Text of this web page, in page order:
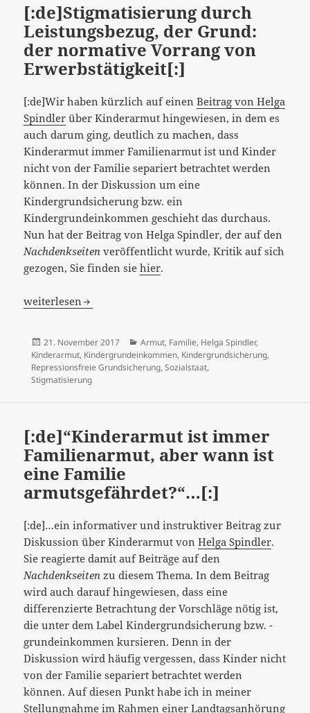
[:de]Stigmatisierung durch
Leistungsbezug, der Grund:
der normative Vorrang von
Erwerbstätigkeit[:]
[:de]Wir haben kürzlich auf einenBeitrag von Helga
Spindler über Kinderarmut hingewiesen, in dem es
auch darum ging, deutlich zu machen, dass
Kinderarmut immer Familienarmut ist und Kinder
nicht von der Familie separiert betrachtet werden
können. In der Diskussion um eine
Kindergrundsicherung bzw. ein
Kindergrundeinkommen geschieht das durchaus.
Nun hat der Beitrag von Helga Spindler, der auf den
Nachdenkseiten veröffentlicht wurde, Kritik auf sich
gezogen, Sie finden siehier.
[:de]Stigmatisierung durch Leistungsbezug, der Grund:
weiterlesen
Veröffentlicht
am
21. November 2017 Kategorien
Armut, Familie, Helga Spindler,
Kinderarmut, Kindergrundeinkommen, Kindergrundsicherung,
Repressionsfreie Grundsicherung, Sozialstaat,
Stigmatisierung
[:de]“Kinderarmut ist immer
Familienarmut, aber wann ist
eine Familie
armutsgefährdet?“…[:]
[:de]…ein informativer und instruktiver Beitrag zur
Diskussion über Kinderarmut vonHelga Spindler.
Sie reagierte damit auf Beiträge auf den
Nachdenkseiten zu diesem Thema. In dem Beitrag
wird auch darauf hingewiesen, dass eine
differenzierte Betrachtung der Vorschläge nötig ist,
die unter dem Label Kindergrundsicherung bzw. -
grundeinkommen kursieren. Denn in der
Diskussion wird häufig vergessen, dass Kinder nicht
von der Familie separiert betrachtet werden
können. Auf diesen Punkt habe ich in meiner
Stellungnahme im Rahmen einer Landtagsanhörung